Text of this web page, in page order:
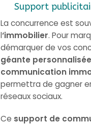
Support
La concurrence est
l‘immobilier. Pour
démarquer de vos
géante personnalisée
communication
permettra de gagner
réseaux sociaux.
Ce support de